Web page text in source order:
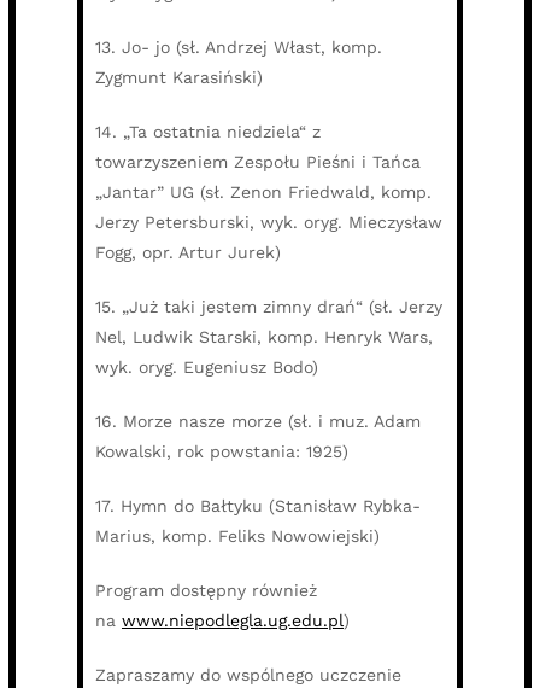
13. Jo- jo (sł. Andrzej Włast, komp.
Zygmunt Karasiński)
14. „Ta ostatnia niedziela“ z
towarzyszeniem Zespołu Pieśni i Tańca
„Jantar” UG (sł. Zenon Friedwald, komp.
Jerzy Petersburski, wyk. oryg. Mieczysław
Fogg, opr. Artur Jurek)
15. „Już taki jestem zimny drań“ (sł. Jerzy
Nel, Ludwik Starski, komp. Henryk Wars,
wyk. oryg. Eugeniusz Bodo)
16. Morze nasze morze (sł. i muz. Adam
Kowalski, rok powstania: 1925)
17. Hymn do Bałtyku (Stanisław Rybka-
Marius, komp. Feliks Nowowiejski)
Program dostępny również
na www.niepodlegla.ug.edu.pl)
Zapraszamy do wspólnego uczczenie